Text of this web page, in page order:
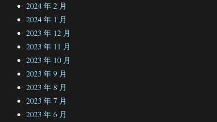
2024 年 2 月
2024 年 1 月
2023 年 12 月
2023 年 11 月
2023 年 10 月
2023 年 9 月
2023 年 8 月
2023 年 7 月
2023 年 6 月